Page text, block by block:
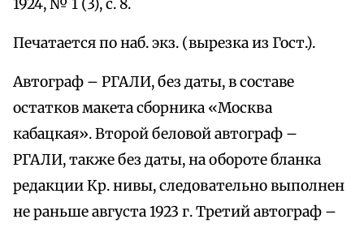
1924, № 1 (3), с. 8.
Печатается по наб. экз. (вырезка из Гост.).
Автограф – РГАЛИ, без даты, в составе
остатков макета сборника «Москва
кабацкая». Второй беловой автограф –
РГАЛИ, также без даты, на обороте бланка
редакции Кр. нивы, следовательно выполнен
не раньше августа 1923 г. Третий автограф –